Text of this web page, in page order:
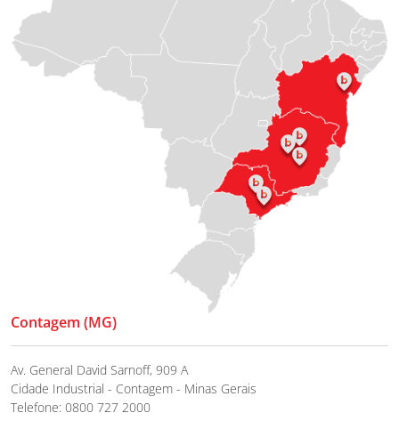
Contagem (MG)
Av. General David Sarnoff, 909 A
Cidade Industrial - Contagem - Minas Gerais
Telefone: 0800 727 2000